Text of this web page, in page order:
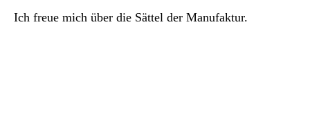
Ich freue mich über die Sättel der Manufaktur.